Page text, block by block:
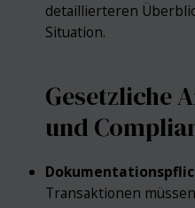
detaillierteren
Situation.
Gesetzliche
und
Transaktionen